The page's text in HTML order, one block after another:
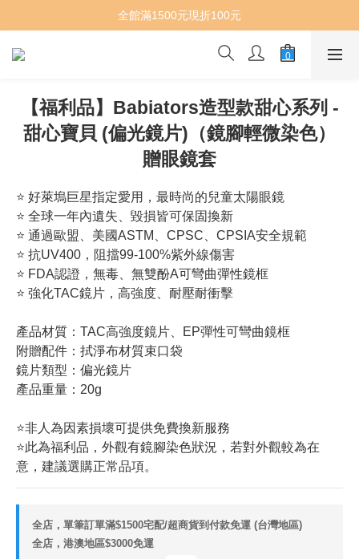
全館滿1500元現折100元
【福利品】Babiators造型款甜心系列 -
甜心寶貝 (偏光鏡片)（鏡腳輕微染色）
贈眼鏡套
⭐ 好萊塢巨星指定愛用，最時尚的兒童太陽眼鏡
⭐ 全球一年內遺失、毀損皆可保固換新
⭐ 通過歐盟、美國ASTM、CPSC、CPSIA安全規範
⭐ 抗UV400，阻擋99-100%紫外線傷害
⭐ FDA認證，無毒、無雙酚A可彎曲彈性鏡框
⭐ 強化TAC鏡片，高強度、耐壓耐衝擊
產品材質：TAC高強度鏡片、EP彈性可彎曲鏡框
附贈配件：拭淨布材質束口袋
鏡片類型：偏光鏡片
產品重量：20g
⭐非人為因素損壞可提供免費換新服務
⭐此為福利品，外觀有鏡腳染色狀況，若對外觀較為在
意，建議選購正常品項。
全店，單筆訂單滿$1500宅配/超商貨到付款免運 (台灣地區)
全店，港澳地區$3000免運